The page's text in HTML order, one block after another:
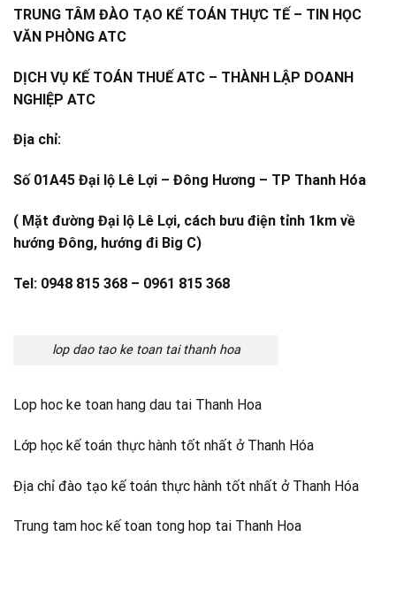
TRUNG TÂM ĐÀO TẠO KẾ TOÁN THỰC TẾ – TIN HỌC
VĂN PHÒNG ATC
DỊCH VỤ KẾ TOÁN THUẾ ATC – THÀNH LẬP DOANH
NGHIỆP ATC
Địa chỉ:
Số 01A45 Đại lộ Lê Lợi – Đông Hương – TP Thanh Hóa
( Mặt đường Đại lộ Lê Lợi, cách bưu điện tỉnh 1km về
hướng Đông, hướng đi Big C)
Tel: 0948 815 368 – 0961 815 368
lop dao tao ke toan tai thanh hoa
Lop hoc ke toan hang dau tai Thanh Hoa
Lớp học kế toán thực hành tốt nhất ở Thanh Hóa
Địa chỉ đào tạo kế toán thực hành tốt nhất ở Thanh Hóa
Trung tam hoc kế toan tong hop tai Thanh Hoa